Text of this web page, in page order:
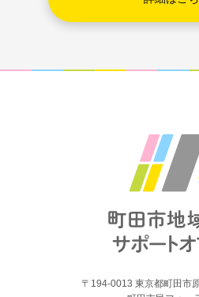
〒194-0013 東京都町田市